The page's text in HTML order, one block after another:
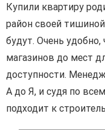
Купили квартиру
район своей
будут. Очень удобно,
магазинов до мест
доступности.
А до Я, и судя по
подходит к